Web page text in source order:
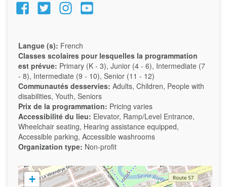
Langue (s): French
Classes scolaires pour lesquelles la programmation
est prévue: Primary (K - 3), Junior (4 - 6), Intermediate (7
- 8), Intermediate (9 - 10), Senior (11 - 12)
Communautés desservies: Adults, Children, People with
disabilities, Youth, Seniors
Prix de la programmation: Pricing varies
Accessibilité du lieu: Elevator, Ramp/Level Entrance,
Wheelchair seating, Hearing assistance equipped,
Accessible parking, Accessible washrooms
Organization type: Non-profit
+